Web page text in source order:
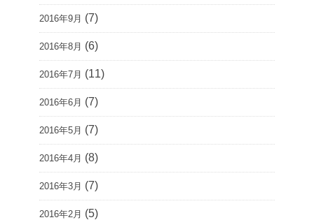
2016年9月 (7)
2016年8月 (6)
2016年7月 (11)
2016年6月 (7)
2016年5月 (7)
2016年4月 (8)
2016年3月 (7)
2016年2月 (5)